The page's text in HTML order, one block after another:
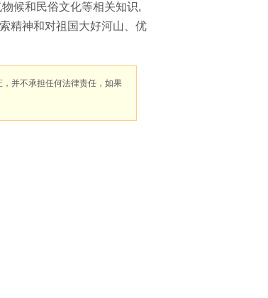
候和民俗文化等相关知识,
精神和对祖国大好河山、优
并不承担任何法律责任，如果